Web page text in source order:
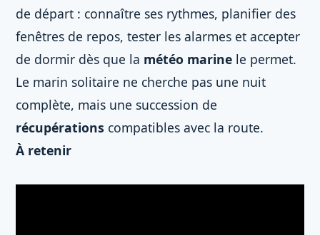
de départ : connaître ses rythmes, planifier des
fenêtres de repos, tester les alarmes et accepter
de dormir dès que la météo marine le permet.
Le marin solitaire ne cherche pas une nuit
complète, mais une succession de
récupérations compatibles avec la route.
À retenir